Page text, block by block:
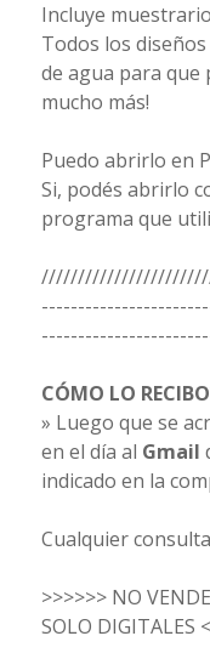
Incluye
Todos los
de agua para que
mucho más!
Puedo abrirlo en
Si, podés abrirlo
programa que
CÓMO LO
» Luego que se
en el día al Gmail
indicado en la
Cualquier
>>>>>> NO
SOLO DIGITALES